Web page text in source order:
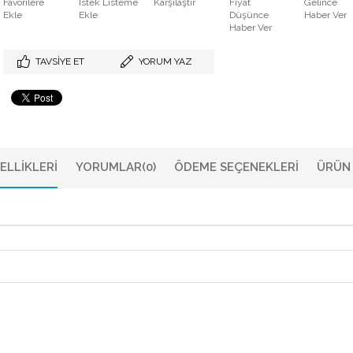
Favorilere
Ekle
İstek Listeme
Ekle
Karşılaştır
Fiyat
Düşünce
Haber Ver
Gelince
Haber Ver
TAVSIYE ET YORUM YAZ
YORUMLAR(0) ÖDEME SEÇENEKLERI